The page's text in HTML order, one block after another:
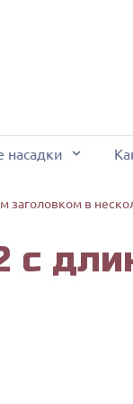
насадки
заголовком в
с